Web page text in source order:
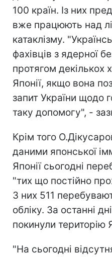
100 країн. Із них
вже працюють над
катаклізму.
фахівців з ядерної
протягом декількох
Японії, якщо вона
запит України щодо
таку допомогу", -
Крім того
даними японської
Японії сьогодні
"тих що постійно
З них 511
обліку. За останні
покинули територію
"На сьогодні